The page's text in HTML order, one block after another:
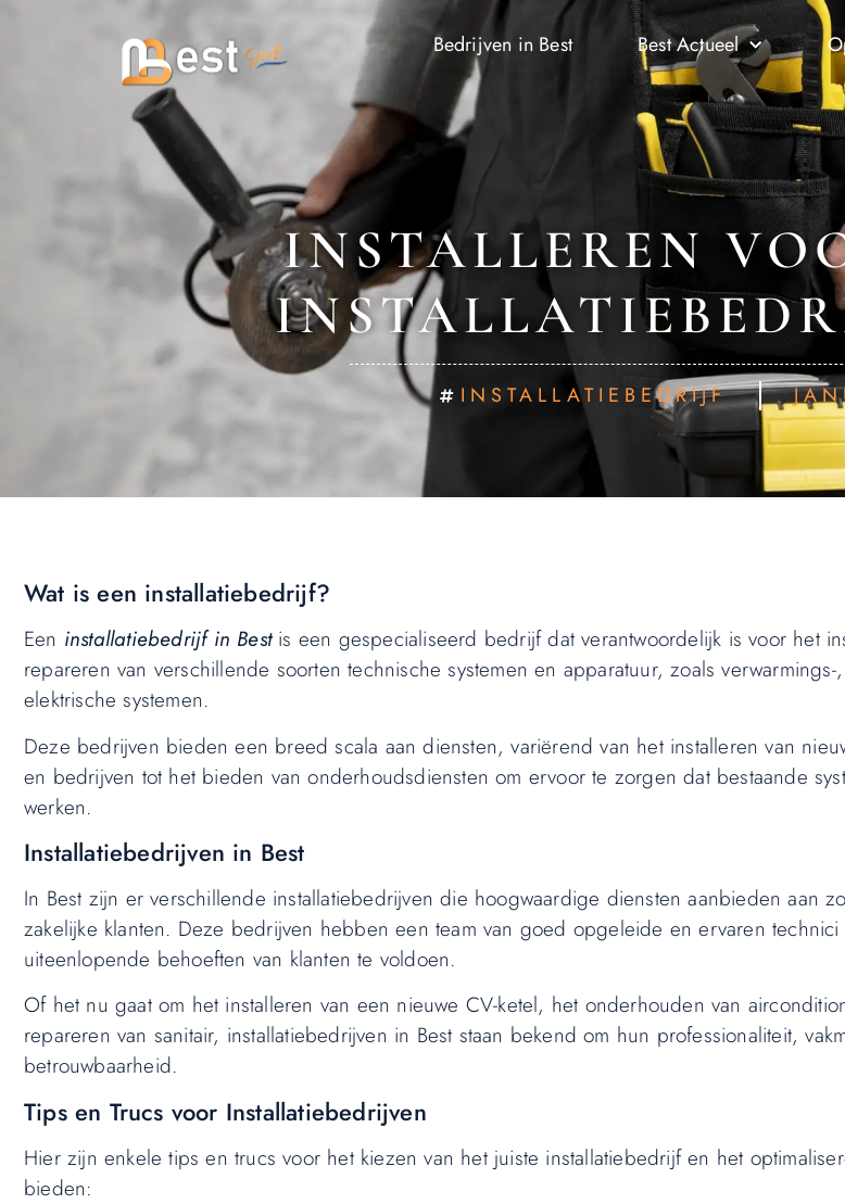
Bedrijven in Best Best Actueel
INSTALLEREN
INSTALLATIEBEDRIJF
Wat is een installatiebedrijf?
Een installatiebedrijf in Bestis een gespecialiseerd bedrijf dat verantwoordelijk is voor het
repareren van verschillende soorten technische systemen en apparatuur, zoals verwarmings-
elektrische systemen.
Deze bedrijven bieden een breed scala aan diensten, variërend van het installeren van
en bedrijven tot het bieden van onderhoudsdiensten om ervoor te zorgen dat bestaande
werken.
Installatiebedrijven in Best
In Best zijn er verschillende installatiebedrijven die hoogwaardige diensten aanbieden aan
zakelijke klanten. Deze bedrijven hebben een team van goed opgeleide en ervaren
uiteenlopende behoeften van klanten te voldoen.
Of het nu gaat om het installeren van een nieuwe CV-ketel, het onderhouden van
repareren van sanitair, installatiebedrijven in Best staan bekend om hun professionaliteit,
betrouwbaarheid.
Tips en Trucs voor Installatiebedrijven
Hier zijn enkele tips en trucs voor het kiezen van het juiste installatiebedrijf en het
bieden: